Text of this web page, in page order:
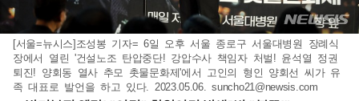
[서울=뉴시스]조성봉 기자= 6일 오후 서울 종로구 서울대병원 장례식
장에서 열린 '건설노조 탄압중단! 강압수사 책임자 처벌! 윤석열 정권
퇴진! 양회동 열사 추모 촛물문화제'에서 고인의 형인 양회선 씨가 유
족 대표로 발언을 하고 있다. 2023.05.06.suncho21@newsis.com